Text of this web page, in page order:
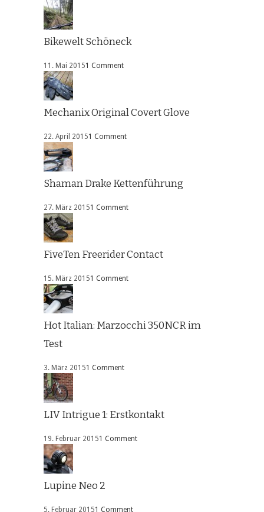
Bikewelt Schöneck
11. Mai 20151 Comment
Mechanix Original Covert Glove
22. April 20151 Comment
Shaman Drake Kettenführung
27. März 20151 Comment
FiveTen Freerider Contact
15. März 20151 Comment
Hot Italian: Marzocchi 350NCR im
Test
3. März 20151 Comment
LIV Intrigue 1: Erstkontakt
19. Februar 20151 Comment
Lupine Neo 2
5. Februar 20151 Comment